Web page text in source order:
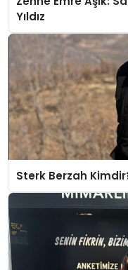
Yıldız
Sterk Berzah